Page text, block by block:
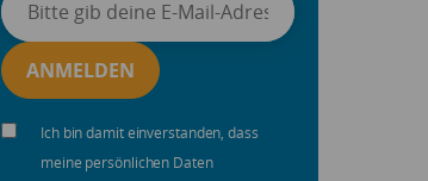
Ich bin damit einverstanden, dass
meine persönlichen Daten